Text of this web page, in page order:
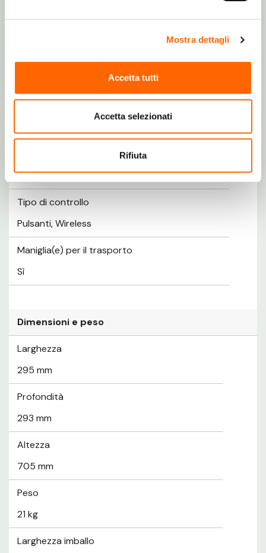
Mostra dettagli
Accetta tutti
Accetta selezionati
Rifiuta
LCD
Tipo di controllo
Pulsanti, Wireless
Maniglia(e) per il trasporto
Sì
Dimensioni e peso
Larghezza
295 mm
Profondità
293 mm
Altezza
705 mm
Peso
21 kg
Larghezza imballo